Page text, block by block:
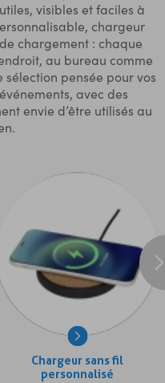
visibles et faciles à
chargeur
chargement : chaque
au bureau comme
pensée pour vos
avec des
envie d’être utilisés au
Chargeur sans fil
personnalisé